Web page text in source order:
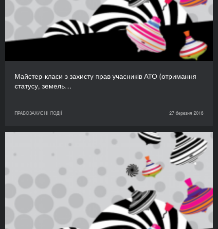
Майстер-класи з захисту прав учасників АТО (отримання
статусу, земель…
ПРАВОЗАХИСНІ ПОДІЇ 27 березня 2016